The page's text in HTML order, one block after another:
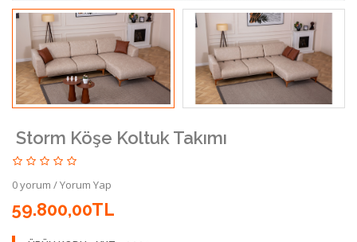
Storm Köşe Koltuk Takımı
0 yorum /Yorum Yap
59.800,00TL